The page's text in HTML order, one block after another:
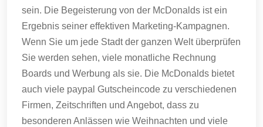
sein. Die Begeisterung von der McDonalds ist ein
Ergebnis seiner effektiven Marketing-Kampagnen.
Wenn Sie um jede Stadt der ganzen Welt überprüfen
Sie werden sehen, viele monatliche Rechnung
Boards und Werbung als sie. Die McDonalds bietet
auch viele paypal Gutscheincode zu verschiedenen
Firmen, Zeitschriften und Angebot, dass zu
besonderen Anlässen wie Weihnachten und viele